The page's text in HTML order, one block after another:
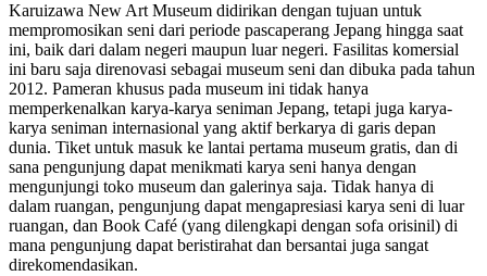
Karuizawa New Art Museum didirikan dengan tujuan untuk
mempromosikan seni dari periode pascaperang Jepang hingga saat
ini, baik dari dalam negeri maupun luar negeri. Fasilitas komersial
ini baru saja direnovasi sebagai museum seni dan dibuka pada tahun
2012. Pameran khusus pada museum ini tidak hanya
memperkenalkan karya-karya seniman Jepang, tetapi juga karya-
karya seniman internasional yang aktif berkarya di garis depan
dunia. Tiket untuk masuk ke lantai pertama museum gratis, dan di
sana pengunjung dapat menikmati karya seni hanya dengan
mengunjungi toko museum dan galerinya saja. Tidak hanya di
dalam ruangan, pengunjung dapat mengapresiasi karya seni di luar
ruangan, dan Book Café (yang dilengkapi dengan sofa orisinil) di
mana pengunjung dapat beristirahat dan bersantai juga sangat
direkomendasikan.